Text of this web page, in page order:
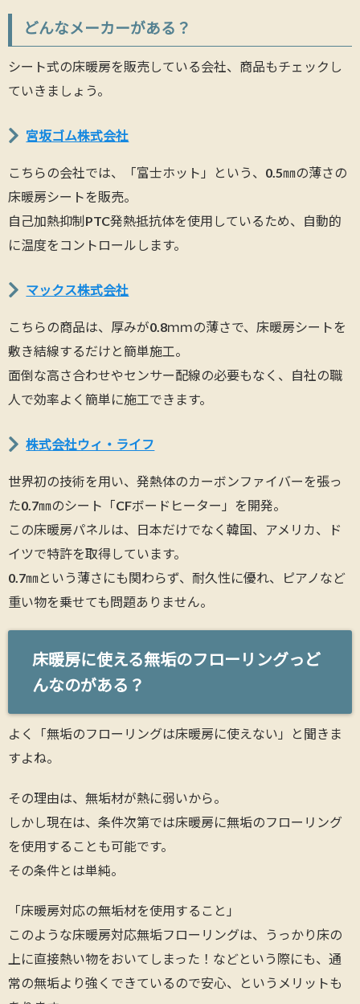
どんなメーカーがある？
シート式の床暖房を販売している会社、商品もチェックし
ていきましょう。
宮坂ゴム株式会社
こちらの会社では、「富士ホット」という、0.5㎜の薄さの
床暖房シートを販売。
自己加熱抑制PTC発熱抵抗体を使用しているため、自動的
に温度をコントロールします。
マックス株式会社
こちらの商品は、厚みが0.8ｍｍの薄さで、床暖房シートを
敷き結線するだけと簡単施工。
面倒な高さ合わせやセンサー配線の必要もなく、自社の職
人で効率よく簡単に施工できます。
株式会社ウィ・ライフ
世界初の技術を用い、発熱体のカーボンファイバーを張っ
た0.7㎜のシート「CFボードヒーター」を開発。
この床暖房パネルは、日本だけでなく韓国、アメリカ、ド
イツで特許を取得しています。
0.7㎜という薄さにも関わらず、耐久性に優れ、ピアノなど
重い物を乗せても問題ありません。
床暖房に使える無垢のフローリングっど
んなのがある？
よく「無垢のフローリングは床暖房に使えない」と聞きま
すよね。
その理由は、無垢材が熱に弱いから。
しかし現在は、条件次第では床暖房に無垢のフローリング
を使用することも可能です。
その条件とは単純。
「床暖房対応の無垢材を使用すること」
このような床暖房対応無垢フローリングは、うっかり床の
上に直接熱い物をおいてしまった！などという際にも、通
常の無垢より強くできているので安心、というメリットも